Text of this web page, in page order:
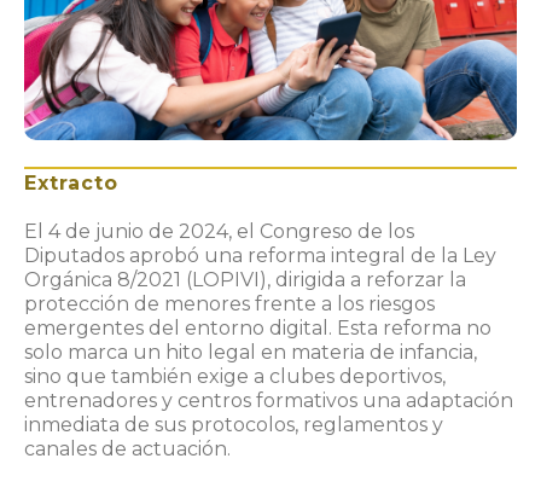
Extracto
El 4 de junio de 2024, el Congreso de los
Diputados aprobó una reforma integral de la Ley
Orgánica 8/2021 (LOPIVI), dirigida a reforzar la
protección de menores frente a los riesgos
emergentes del entorno digital. Esta reforma no
solo marca un hito legal en materia de infancia,
sino que también exige a clubes deportivos,
entrenadores y centros formativos una adaptación
inmediata de sus protocolos, reglamentos y
canales de actuación.